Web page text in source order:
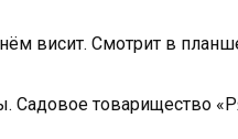
висит. Смотрит в
товарищество